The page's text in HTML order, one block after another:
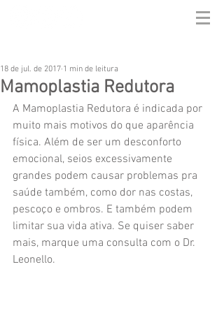
Mamoplastia Redutora
18 de jul. de 2017 1 min de leitura
A Mamoplastia Redutora é indicada por
muito mais motivos do que aparência
física. Além de ser um desconforto
emocional, seios excessivamente
grandes podem causar problemas pra
saúde também, como dor nas costas,
pescoço e ombros. E também podem
limitar sua vida ativa. Se quiser saber
mais, marque uma consulta com o Dr.
Leonello.